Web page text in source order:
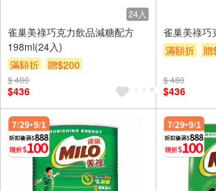
24入
雀巢美祿巧克力飲品減糖配方
198ml(24入)
滿額折
贈$200
$ 480
$436
雀巢美祿巧
滿額折
贈
$ 480
$436